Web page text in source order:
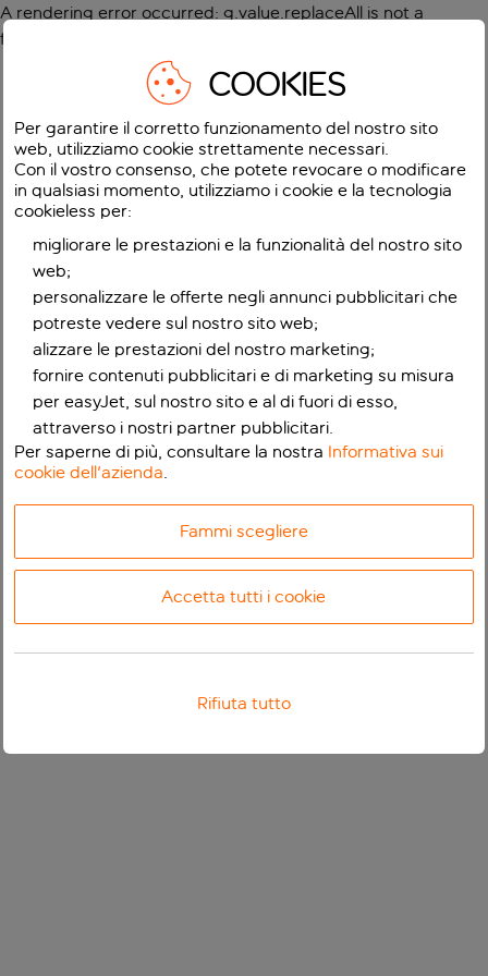
A rendering error occurred: g.value.replaceAll is not a
function
COOKIES
Per garantire il corretto funzionamento del nostro sito
web, utilizziamo cookie strettamente necessari.
Con il vostro consenso, che potete revocare o modificare
in qualsiasi momento, utilizziamo i cookie e la tecnologia
cookieless per:
migliorare le prestazioni e la funzionalità del nostro sito
web;
personalizzare le offerte negli annunci pubblicitari che
potreste vedere sul nostro sito web;
alizzare le prestazioni del nostro marketing;
fornire contenuti pubblicitari e di marketing su misura
per easyJet, sul nostro sito e al di fuori di esso,
attraverso i nostri partner pubblicitari.
Per saperne di più, consultare la nostra Informativa sui
cookie dell'azienda.
Fammi scegliere
Accetta tutti i cookie
Rifiuta tutto